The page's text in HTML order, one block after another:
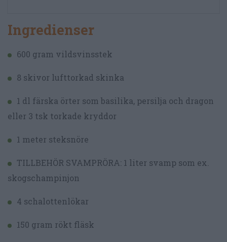
Ingredienser
600 gram vildsvinsstek
8 skivor lufttorkad skinka
1 dl färska örter som basilika, persilja och dragon
eller 3 tsk torkade kryddor
1 meter steksnöre
TILLBEHÖR SVAMPRÖRA: 1 liter svamp som ex.
skogschampinjon
4 schalottenlökar
150 gram rökt fläsk